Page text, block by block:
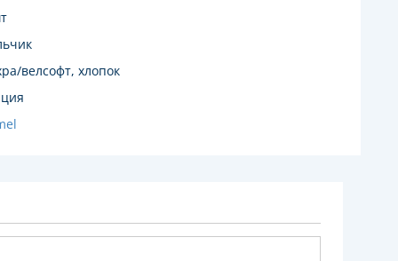
велсофт, хлопок